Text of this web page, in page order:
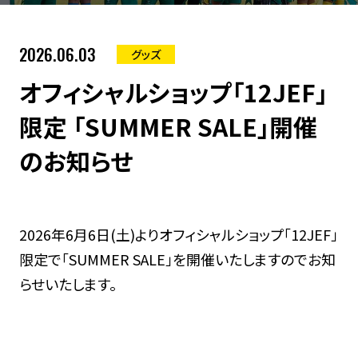
2026.06.03 グッズ
オフィシャルショップ「12JEF」
限定 「SUMMER SALE」開催
のお知らせ
2026年6月6日(土)よりオフィシャルショップ「12JEF」
限定で「SUMMER SALE」を開催いたしますのでお知
らせいたします。